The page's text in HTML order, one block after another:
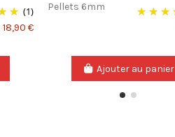
(1)
18,90 €
Pellets 6mm
Ajouter au panier